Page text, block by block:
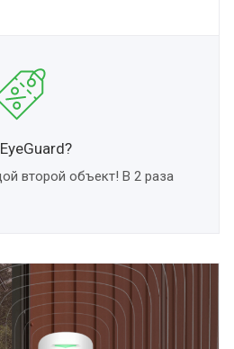
второй объект! В 2 раза